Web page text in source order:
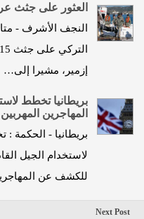
العثور على جثث
النجف الأشرف -
إزمير، مشيرا إلى…
بريطانيا تخطط
المهاجرين
بريطانيا - الحكمة :
لاستخدام الجيل
للكشف عن
Next Post